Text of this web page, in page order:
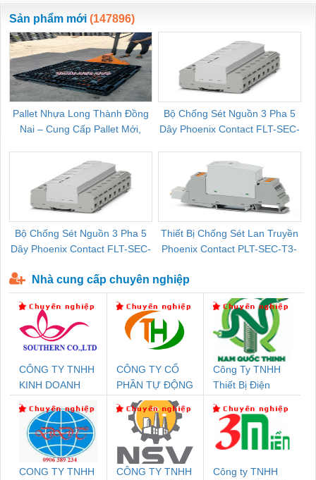
ewara
CHUA CHAY
Sản phẩm mới (147896)
Pallet Nhựa Long Thành Đồng
Nai – Cung Cấp Pallet Mới,
Bộ Chống Sét Nguồn 3 Pha 5
Dây Phoenix Contact FLT-SEC-
Bộ Chống Sét Nguồn 3 Pha 5
Dây Phoenix Contact FLT-SEC-
Thiết Bị Chống Sét Lan Truyền
Phoenix Contact PLT-SEC-T3-
Nhà cung cấp chuyên nghiệp
CÔNG TY TNHH
KINH DOANH
PHƯƠNG NAM
CÔNG TY CỔ
PHẦN TỰ ĐỘNG
TIẾN HƯNG
Công Ty TNHH
Thiết Bị Điện
CONG TY TNHH
CÔNG TY TNHH
Công ty TNHH